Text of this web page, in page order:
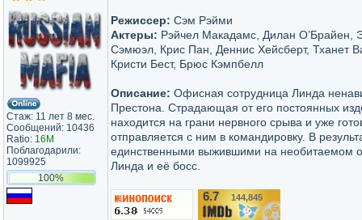
Стаж: 11 лет 8 мес.
Сообщений: 10436
Ratio: 16M
Поблагодарили:
1099925
100%
Режиссер: Сэм Рэйми
Актеры: Рэйчел Макадамс, Дилан О’Брайен,
Сэмюэл, Крис Пан, Деннис Хейсберт, Тханет
Кристи Бест, Брюс Кэмпбелл
Описание: Офисная сотрудница Линда
Престона. Страдающая от его постоянных
находится на грани нервного срыва и уже
отправляется с ним в командировку. В
единственными выжившими на необитаемом
Линда и её босс.
6.7 144,845